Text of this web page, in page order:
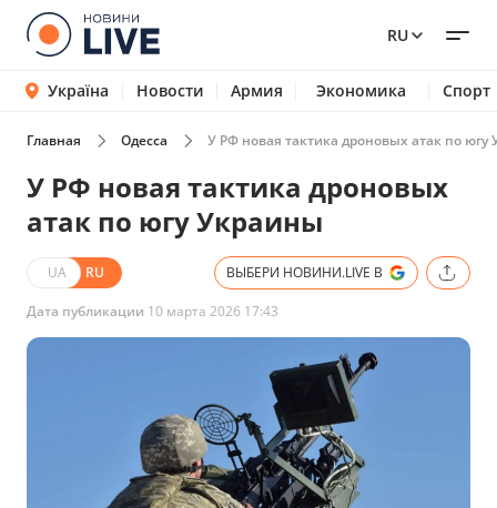
RU
Україна Новости Армия Экономика Спорт
Главная Одесса У РФ новая тактика дроновых атак по югу
У РФ новая тактика дроновых
атак по югу Украины
UA RU ВЫБЕРИ НОВИНИ.LIVE В
Дата публикации 10 марта 2026 17:43